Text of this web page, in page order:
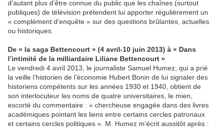
d’autant plus d’être connue du public que les chaînes (surtout
publiques) de télévision prétendent lui apporter régulièrement un
« complément d’enquête » sur des questions brûlantes, actuelles
ou historiques.
De « la saga Bettencourt » (4 avril-10 juin 2013) à « Dans
l’intimité de la milliardaire Liliane Bettencourt »
Le vendredi 4 avril 2013, le journaliste Samuel Humez, qui a prié
la veille l’historien de l’économie Hubert Bonin de lui signaler des
historiens compétents sur les années 1930 et 1940, obtient de
son interlocuteur les noms de quatre universitaires, le mien,
escorté du commentaire : « chercheuse engagée dans des livres
académiques pointant les liens entre certains cercles patronaux
et certains cercles politiques ». M. Humez m’écrit aussitôt après :